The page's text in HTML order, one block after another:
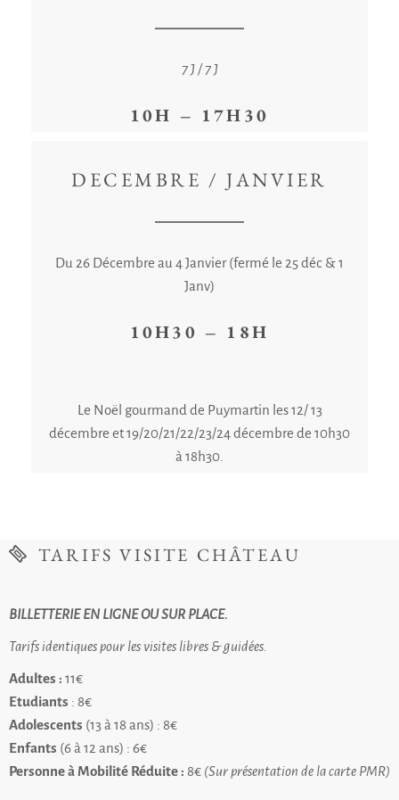
7 J / 7 J
10H – 17H30
DECEMBRE / JANVIER
Du 26 Décembre au 4 Janvier (fermé le 25 déc & 1
Janv)
10H30 – 18H
Le Noël gourmand de Puymartin les 12/ 13
décembre et 19/20/21/22/23/24 décembre de 10h30
à 18h30.
TARIFS VISITE CHÂTEAU
BILLETTERIE EN LIGNE OU SUR PLACE.
Tarifs identiques pour les visites libres & guidées.
Adultes : 11€
Etudiants : 8€
Adolescents (13 à 18 ans) : 8€
Enfants (6 à 12 ans) : 6€
Personne à Mobilité Réduite : 8€ (Sur présentation de la carte PMR)